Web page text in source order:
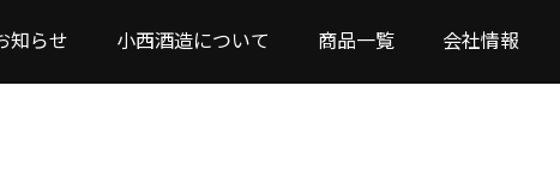
知らせ 小西酒造について 商品一覧 会社情報